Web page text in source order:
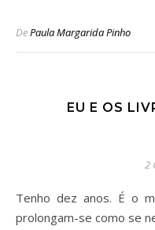
DePaula Margarida Pinho
EU E OS
2
Tenho dez anos. É o mês de julho. As férias de verão
prolongam-se como se